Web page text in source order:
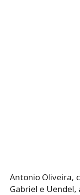
Antonio Oliveira,
Gabriel e Uendel,